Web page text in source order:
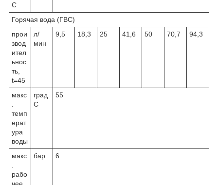
С
Горячая вода (ГВС)
прои
звод
ител
ьнос
ть,
t=45
л/
мин
9,5 18,3 25 41,6 50 70,7 94,3
макс
темп
ерат
ура
воды
град
С
55
макс
рабо
чее
бар 6